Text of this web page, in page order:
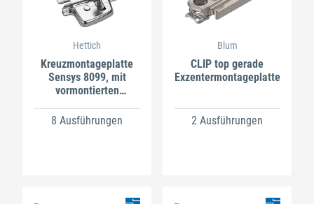
Hettich
Kreuzmontageplatte
Sensys 8099, mit
vormontierten
Stahl
8 Ausführungen
Blum
CLIP top gerade
Exzentermontageplatte
2 Ausführungen